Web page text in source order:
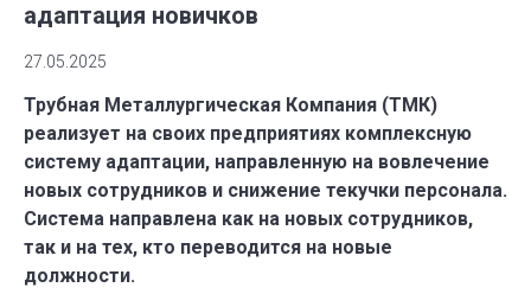
адаптация новичков
27.05.2025
Трубная Металлургическая Компания (ТМК)
реализует на своих предприятиях комплексную
систему адаптации, направленную на вовлечение
новых сотрудников и снижение текучки персонала.
Система направлена как на новых сотрудников,
так и на тех, кто переводится на новые
должности.